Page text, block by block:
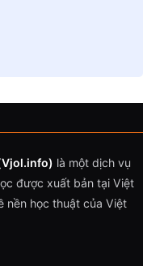
là một dịch vụ
được xuất bản tại Việt
nền học thuật của Việt